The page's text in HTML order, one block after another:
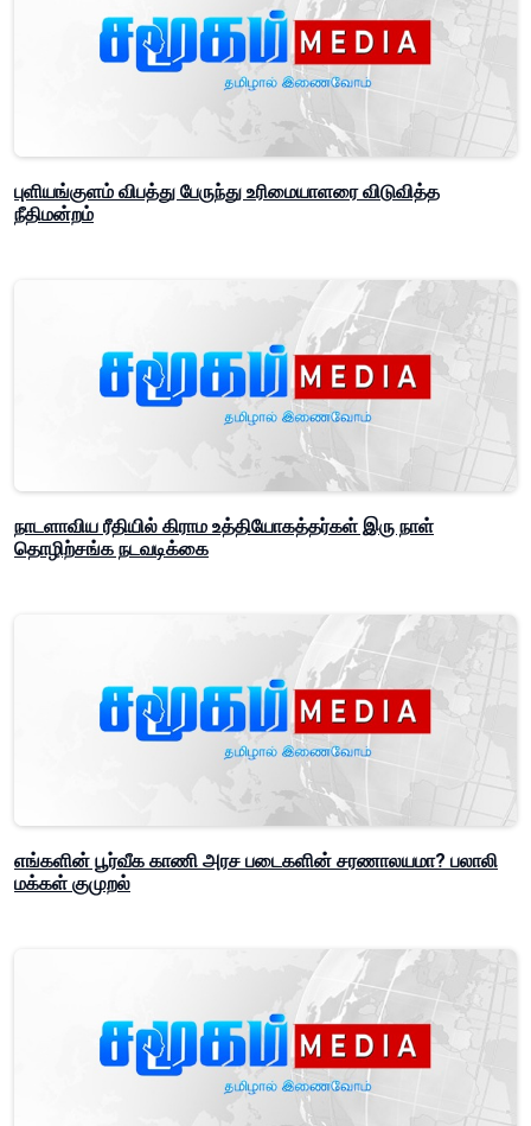
புளியங்குளம் விபத்து பேருந்து உரிமையாளரை விடுவித்த
நீதிமன்றம்
நாடளாவிய ரீதியில் கிராம உத்தியோகத்தர்கள் இரு நாள்
தொழிற்சங்க நடவடிக்கை
எங்களின் பூர்வீக காணி அரச படைகளின் சரணாலயமா? பலாலி
மக்கள் குமுறல்